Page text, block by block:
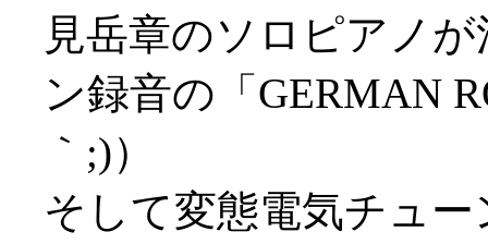
見岳章のソロピアノ
ン録音の「GERMAN
｀;)）
そして変態電気チュー